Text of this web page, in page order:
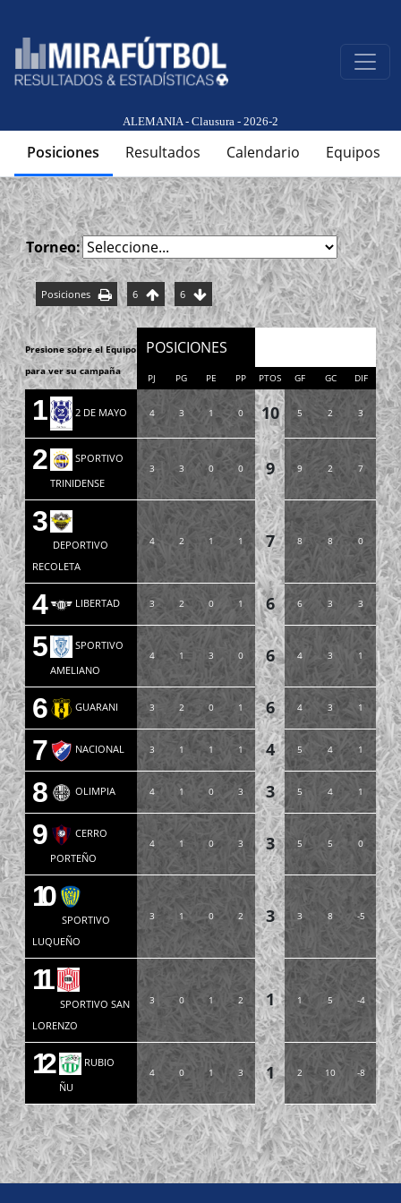
ALEMANIA - Clausura - 2026-2
Posiciones Resultados Calendario Equipos
Torneo:
Posiciones 6 6
Presione sobre el Equipo
para ver su campaña
POSICIONES
PJ PG PE PP PTOS GF GC DIF
1 2 DE MAYO 4 3 1 0 10 5 2 3
2
SPORTIVO
TRINIDENSE
3 3 0 0 9 9 2 7
3
DEPORTIVO
RECOLETA
4 2 1 1 7 8 8 0
4 LIBERTAD 3 2 0 1 6 6 3 3
5
SPORTIVO
AMELIANO
4 1 3 0 6 4 3 1
6 GUARANI 3 2 0 1 6 4 3 1
7 NACIONAL 3 1 1 1 4 5 4 1
8 OLIMPIA 4 1 0 3 3 5 4 1
9
CERRO
PORTEÑO
4 1 0 3 3 5 5 0
10
SPORTIVO
LUQUEÑO
3 1 0 2 3 3 8 -5
11
SPORTIVO SAN
LORENZO
3 0 1 2 1 1 5 -4
12
RUBIO
ÑU
4 0 1 3 1 2 10 -8